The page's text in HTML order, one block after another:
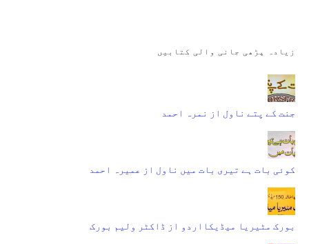
زیادہ پڑھی جانی والی کتابیں
جنت کے پتے ناول از نمرہ احمد
کوئی بات ہے تیری بات میں ناول از عمیرہ احمد
بورک مٹیریا میڈیکااردو از ڈاکٹر ولیم بورک